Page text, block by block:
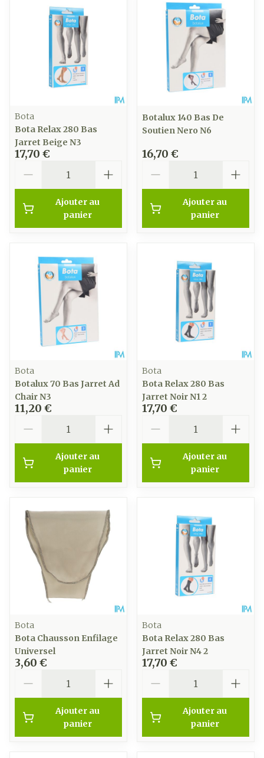
Bota
Bota Relax 280 Bas
Jarret Beige N3
17,70 €
Ajouter au
panier
Botalux 140 Bas De
Soutien Nero N6
16,70 €
Ajouter au
panier
Bota
Botalux 70 Bas Jarret Ad
Chair N3
11,20 €
Ajouter au
panier
Bota
Bota Relax 280 Bas
Jarret Noir N1 2
17,70 €
Ajouter au
panier
Bota
Bota Chausson Enfilage
Universel
3,60 €
Ajouter au
panier
Bota
Bota Relax 280 Bas
Jarret Noir N4 2
17,70 €
Ajouter au
panier